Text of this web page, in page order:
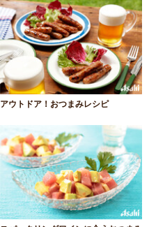
アウトドア！おつまみレシピ